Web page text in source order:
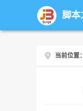
脚本
当前位置：